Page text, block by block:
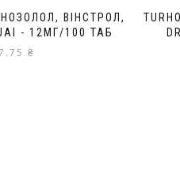
ВІНСТРОЛ,
- 12МГ/100 ТАБ
₴